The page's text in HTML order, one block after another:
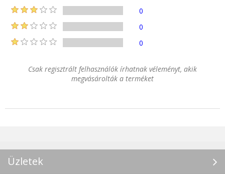
0
0
0
Csak regisztrált felhasználók írhatnak véleményt, akik
megvásárolták a terméket
Üzletek